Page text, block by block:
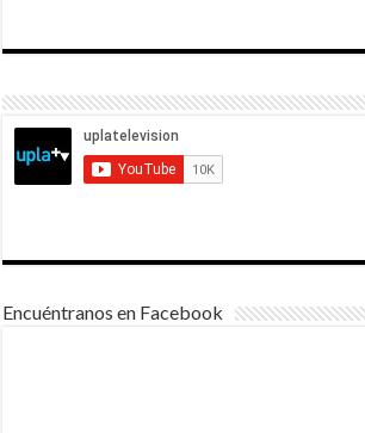
Encuéntranos en Facebook